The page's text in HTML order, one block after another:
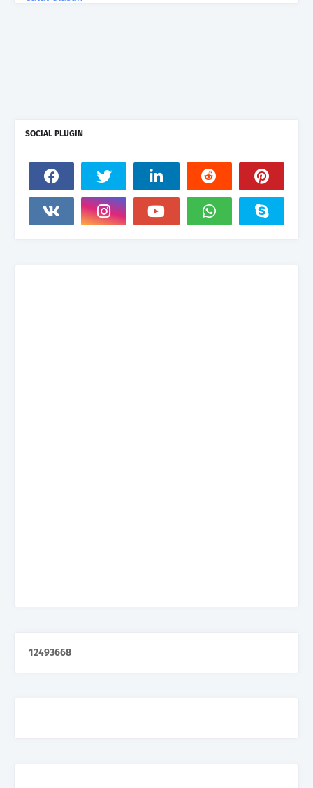
SOCIAL PLUGIN
12493668